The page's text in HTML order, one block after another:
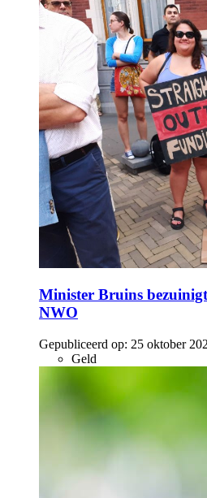
Minister Bruins
NWO
Gepubliceerd op: 25 oktober
Geld